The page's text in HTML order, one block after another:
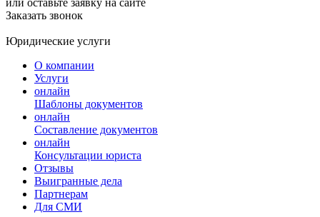
Заказать звонок
Юридические услуги
О компании
Услуги
онлайн
Шаблоны документов
онлайн
Составление документов
онлайн
Консультации юриста
Отзывы
Выигранные дела
Партнерам
Для СМИ